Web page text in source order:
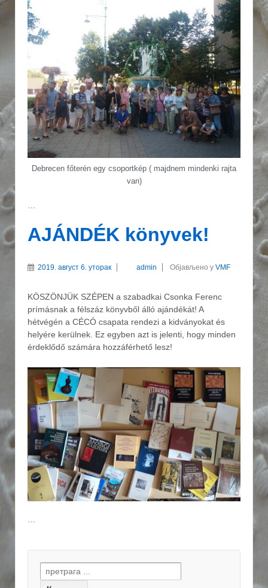
Debrecen főterén egy csoportkép ( majdnem mindenki rajta
van)
AJÁNDÉK könyvek!
2019. август 6. уторак admin Објављено у VMF
KÖSZÖNJÜK SZÉPEN a szabadkai Csonka Ferenc
prímásnak a félszáz könyvből álló ajándékát! A
hétvégén a CÉCÓ csapata rendezi a kidványokat és
helyére kerülnek. Ez egyben azt is jelenti, hogy minden
érdeklődő számára hozzáférhető lesz!
…
Search for: